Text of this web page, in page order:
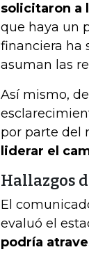
solicitaron a
que haya un
financiera ha
asuman las
Así mismo,
por parte del
liderar el
Hallazgos
El
evaluó el
podría